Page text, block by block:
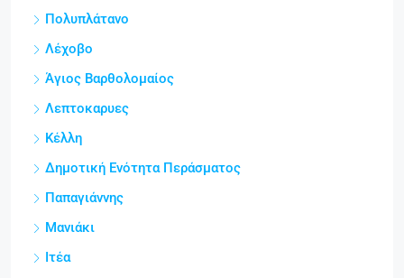
Πολυπλάτανο
Λέχοβο
Άγιος Βαρθολομαίος
Λεπτοκαρυες
Κέλλη
Δημοτική Ενότητα Περάσματος
Παπαγιάννης
Μανιάκι
Ιτέα